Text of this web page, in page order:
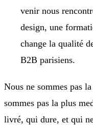
venir nous
design, une
change la qualité
B2B parisiens.
Nous ne sommes pas
sommes pas la plus
livré, qui dure, et qui